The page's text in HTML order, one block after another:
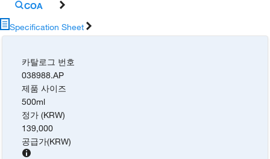
COA
Specification Sheet
카탈로그 번호
038988.AP
제품 사이즈
500ml
정가 (KRW)
139,000
공급가(KRW)